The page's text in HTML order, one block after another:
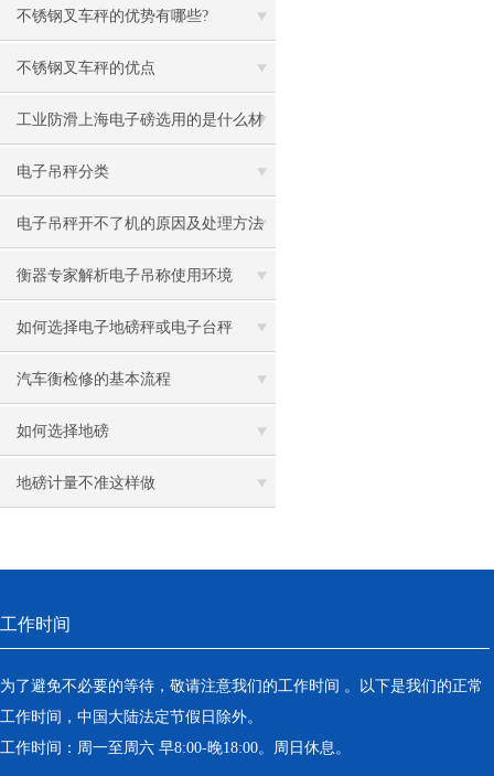
不锈钢叉车秤的优势有哪些?
不锈钢叉车秤的优点
工业防滑上海电子磅选用的是什么材
质的秤体
电子吊秤分类
电子吊秤开不了机的原因及处理方法
衡器专家解析电子吊称使用环境
如何选择电子地磅秤或电子台秤
汽车衡检修的基本流程
如何选择地磅
地磅计量不准这样做
工作时间
为了避免不必要的等待，敬请注意我们的工作时间 。以下是我们的正常
工作时间，中国大陆法定节假日除外。
工作时间：周一至周六 早8:00-晚18:00。周日休息。